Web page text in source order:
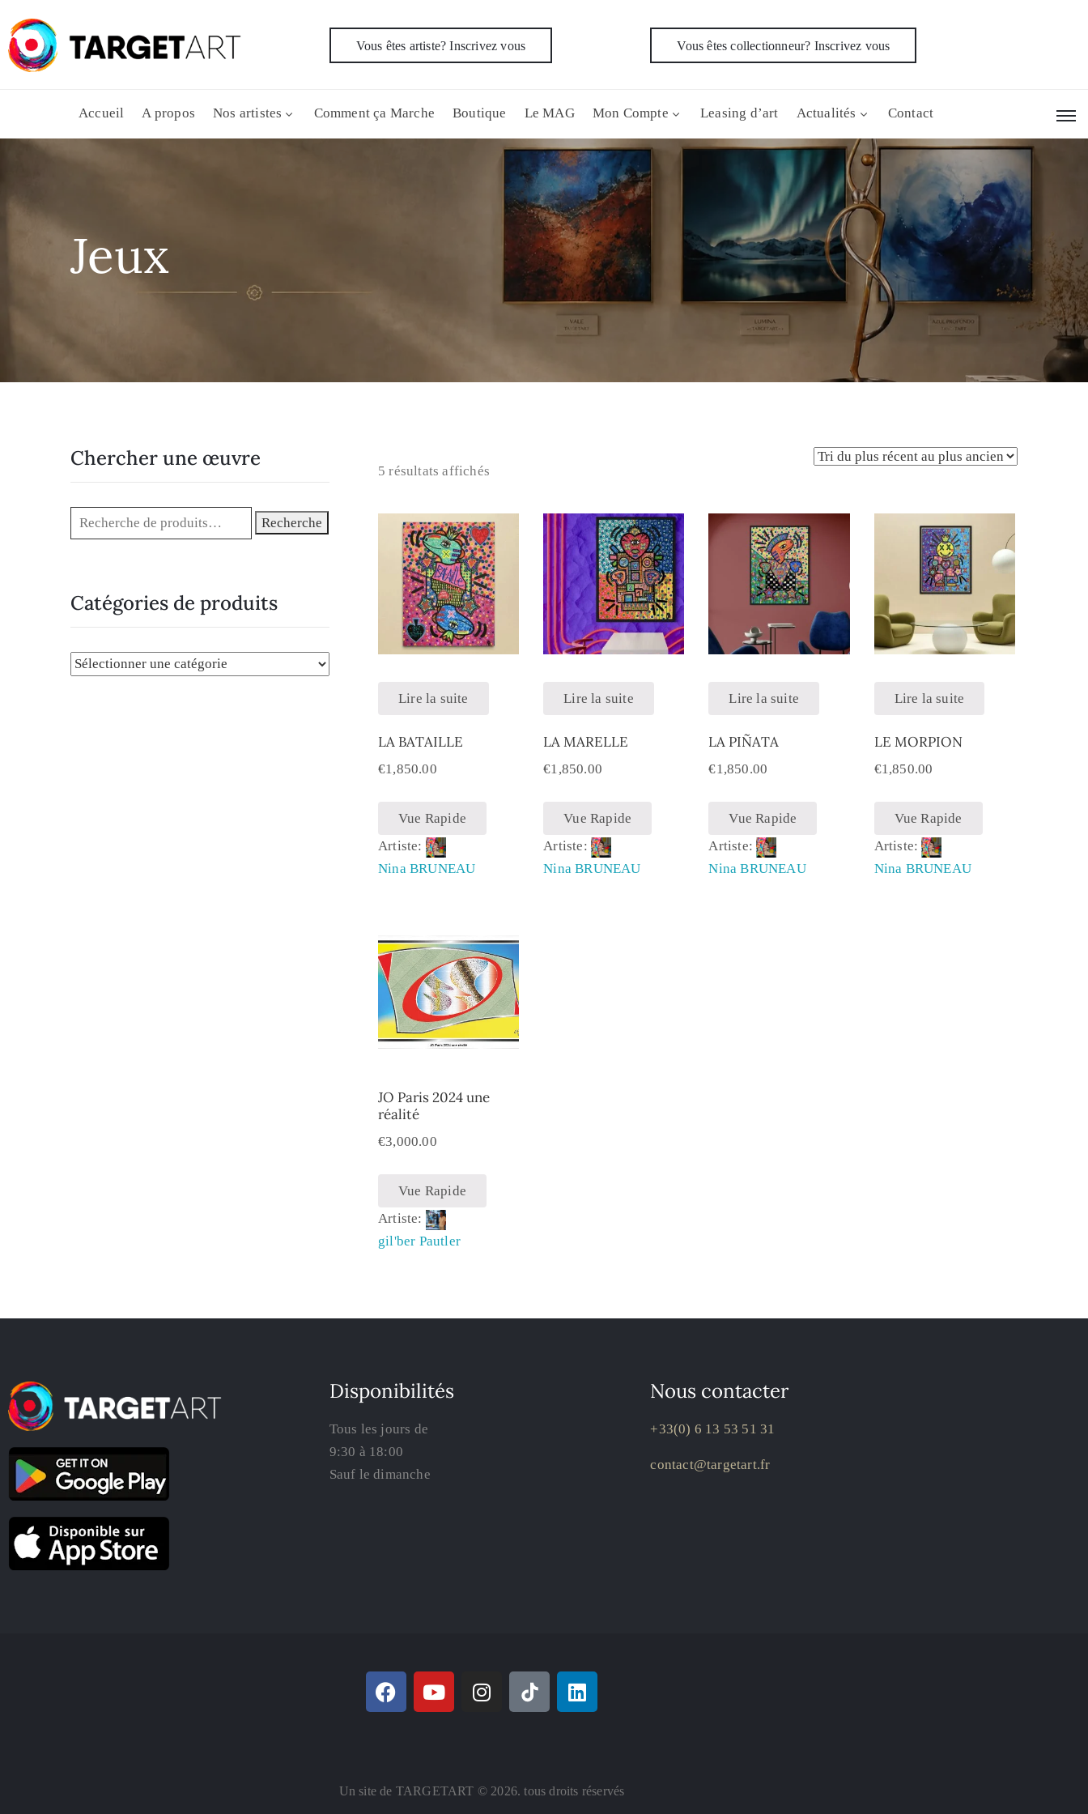
Vous êtes artiste? Inscrivez vous Vous êtes collectionneur? Inscrivez vous
Accueil A propos Nos artistes Comment ça Marche Boutique Le MAG Mon Compte Leasing d’art Actualités Contact
Jeux
5 résultats affichés
Lire la suite
LA BATAILLE
€1,850.00
Vue Rapide
Artiste:
Nina BRUNEAU
Lire la suite
LA MARELLE
€1,850.00
Vue Rapide
Artiste:
Nina BRUNEAU
Lire la suite
LA PIÑATA
€1,850.00
Vue Rapide
Artiste:
Nina BRUNEAU
Lire la suite
LE MORPION
€1,850.00
Vue Rapide
Artiste:
Nina BRUNEAU
JO Paris 2024 une
réalité
€3,000.00
Vue Rapide
Artiste:
gil'ber Pautler
Chercher une œuvre
Recherche
Catégories de produits
Disponibilités
Tous les jours de
9:30 à 18:00
Sauf le dimanche
Nous contacter
+33(0) 6 13 53 51 31
contact@targetart.fr
Un site de TARGETART © 2026. tous droits réservés